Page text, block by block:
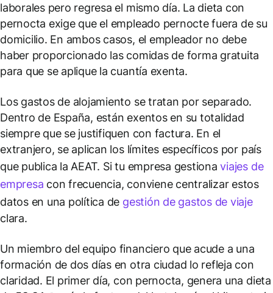
laborales pero regresa el mismo día. La dieta con
pernocta exige que el empleado pernocte fuera de su
domicilio. En ambos casos, el empleador no debe
haber proporcionado las comidas de forma gratuita
para que se aplique la cuantía exenta.
Los gastos de alojamiento se tratan por separado.
Dentro de España, están exentos en su totalidad
siempre que se justifiquen con factura. En el
extranjero, se aplican los límites específicos por país
que publica la AEAT. Si tu empresa gestionaviajes de
empresa con frecuencia, conviene centralizar estos
datos en una política de gestión de gastos de viaje
clara.
Un miembro del equipo financiero que acude a una
formación de dos días en otra ciudad lo refleja con
claridad. El primer día, con pernocta, genera una dieta